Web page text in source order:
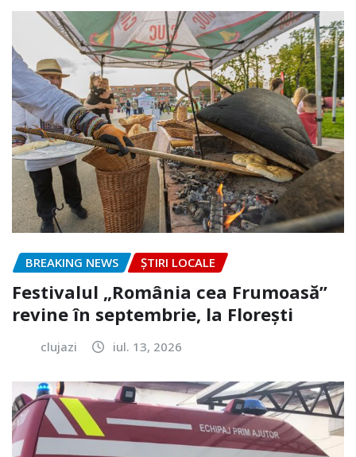
BREAKING NEWS ȘTIRI LOCALE
Festivalul „România cea Frumoasă”
revine în septembrie, la Florești
clujazi iul. 13, 2026